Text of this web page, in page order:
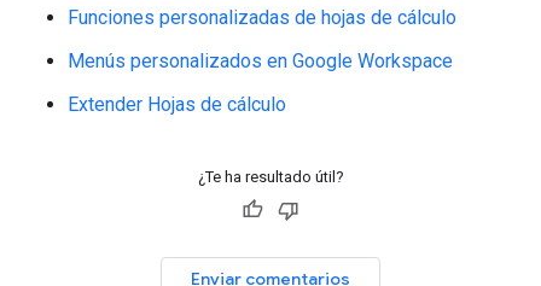
Funciones personalizadas de hojas de cálculo
Menús personalizados en Google Workspace
Extender Hojas de cálculo
¿Te ha resultado útil?
Enviar comentarios